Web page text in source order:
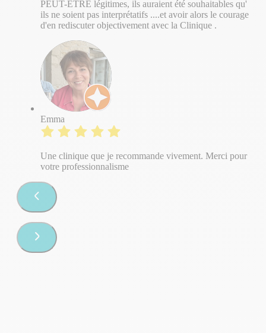
PEUT-ÊTRE légitimes, ils auraient été souhaitables qu'
ils ne soient pas interprétatifs ....et avoir alors le courage
d'en rediscuter objectivement avec la Clinique .
Emma
Une clinique que je recommande vivement. Merci pour
votre professionnalisme